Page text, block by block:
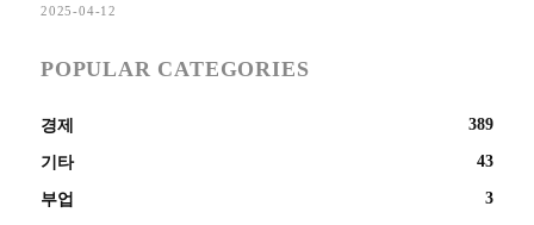
2025-04-12
POPULAR CATEGORIES
경제 389
기타 43
부업 3